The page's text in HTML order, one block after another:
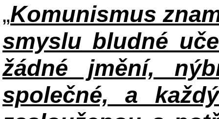
„Komunismus
smyslu bludné
žádné jmění,
společné, a